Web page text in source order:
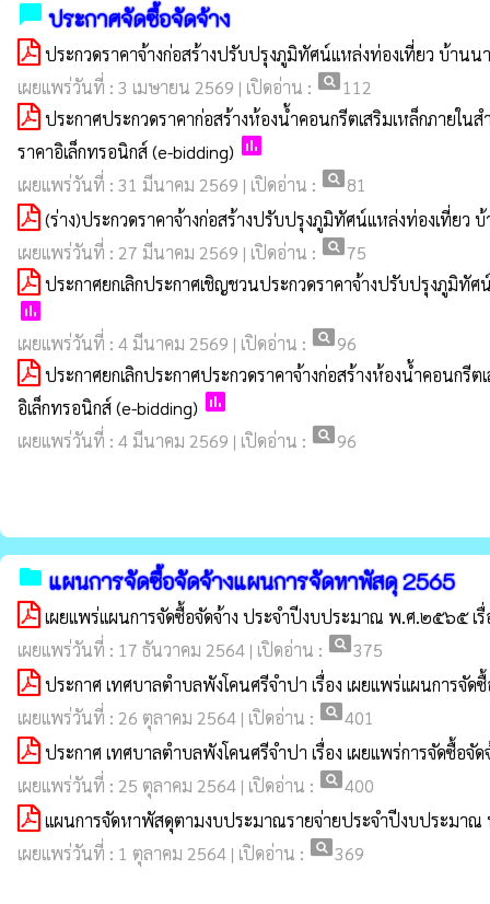
chat_bubble ประกาศจัดซื้อจัดจ้าง
ประกวดราคาจ้างก่อสร้างปรับปรุงภูมิทัศน์แหล่งท่องเที่ยว บ้าน
เผยแพร่วันที่ : 3 เมษายน 2569 | เปิดอ่าน : pageview112
ประกาศประกวดราคาก่อสร้างห้องน้ำคอนกรีตเสริมเหล็กภายใ
ราคาอิเล็กทรอนิกส์ (e-bidding) poll
เผยแพร่วันที่ : 31 มีนาคม 2569 | เปิดอ่าน : pageview81
(ร่าง)ประกวดราคาจ้างก่อสร้างปรับปรุงภูมิทัศน์แหล่งท่องเที่ย
เผยแพร่วันที่ : 27 มีนาคม 2569 | เปิดอ่าน : pageview75
ประกาศยกเลิกประกาศเชิญชวนประกวดราคาจ้างปรับปรุงภูมิทั
poll
เผยแพร่วันที่ : 4 มีนาคม 2569 | เปิดอ่าน : pageview96
ประกาศยกเลิกประกาศประกวดราคาจ้างก่อสร้างห้องน้ำคอนก
อิเล็กทรอนิกส์ (e-bidding) poll
เผยแพร่วันที่ : 4 มีนาคม 2569 | เปิดอ่าน : pageview96
folder แผนการจัดซื้อจัดจ้างแผนการจัดหาพัสดุ 2565
เผยแพร่แผนการจัดซื้อจัดจ้าง ประจำปีงบประมาณ พ.ศ.๒๕๖๕ เ
เผยแพร่วันที่ : 17 ธันวาคม 2564 | เปิดอ่าน : pageview375
ประกาศ เทศบาลตำบลพังโคนศรีจำปา เรื่อง เผยแพร่แผนการ
เผยแพร่วันที่ : 26 ตุลาคม 2564 | เปิดอ่าน : pageview401
ประกาศ เทศบาลตำบลพังโคนศรีจำปา เรื่อง เผยแพร่การจัดซื้
เผยแพร่วันที่ : 25 ตุลาคม 2564 | เปิดอ่าน : pageview400
แผนการจัดหาพัสดุตามงบประมาณรายจ่ายประจำปีงบประมาณ
เผยแพร่วันที่ : 1 ตุลาคม 2564 | เปิดอ่าน : pageview369